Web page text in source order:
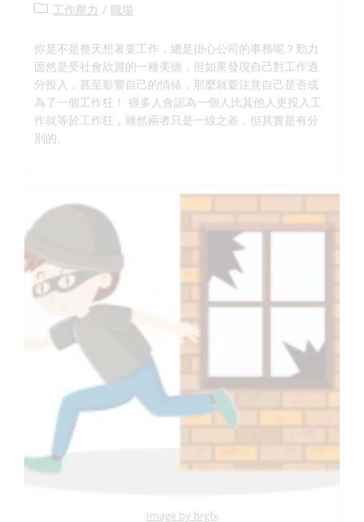
工作壓力 / 職場
你是不是整天想著要工作，總是掛心公司的事務呢？勤力
固然是受社會欣賞的一種美德，但如果發現自己對工作過
分投入，甚至影響自己的情緒，那麼就要注意自己是否成
為了一個工作狂！ 很多人會認為一個人比其他人更投入工
作就等於工作狂，雖然兩者只是一線之差，但其實是有分
別的。
Image by brgfx